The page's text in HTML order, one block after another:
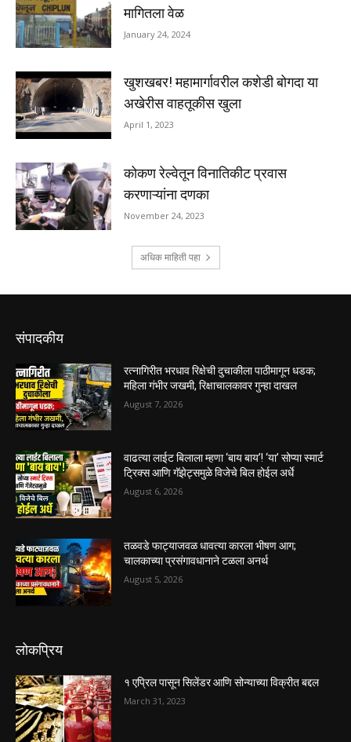
संपादकीय
रत्नागिरीत भरधाव रिक्षेची दुचाकीला पाठीमागून धडक;
महिला गंभीर जखमी, रिक्षाचालकावर गुन्हा दाखल
August 7, 2026
वाढत्या लाईट बिलाला म्हणा ‘बाय बाय’! ‘या’ सोप्या स्मार्ट
ट्रिक्स आणि गॅझेट्समुळे विजेचे बिल होईल अर्धे
August 6, 2026
तळवडे फाट्याजवळ धावत्या कारला भीषण आग;
चालकाच्या प्रसंगावधानाने टळला अनर्थ
August 5, 2026
लोकप्रिय
१ एप्रिल पासून सिलेंडर आणि सोन्याच्या विक्रीत बद्दल
March 31, 2023